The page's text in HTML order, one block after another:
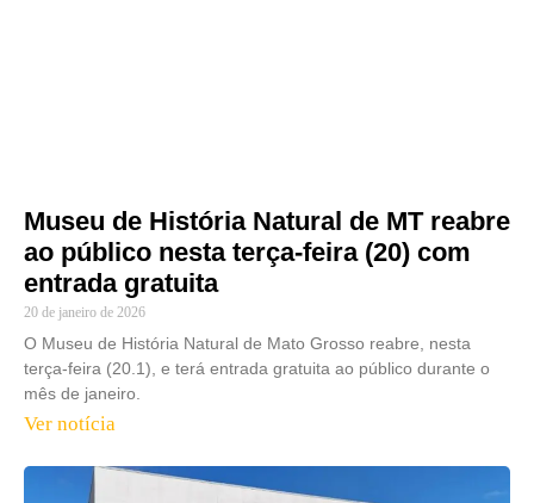
Museu de História Natural de MT reabre
ao público nesta terça-feira (20) com
entrada gratuita
20 de janeiro de 2026
O Museu de História Natural de Mato Grosso reabre, nesta
terça-feira (20.1), e terá entrada gratuita ao público durante o
mês de janeiro.
Ver notícia